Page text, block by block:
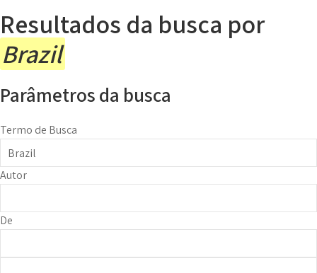
Resultados da busca por
Brazil
Parâmetros da busca
Termo de Busca
Autor
De